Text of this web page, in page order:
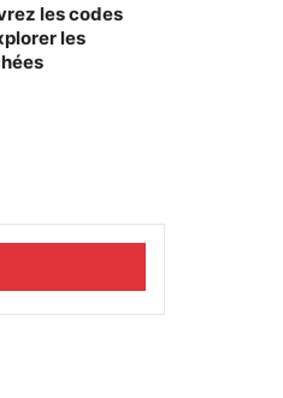
les codes
les
Pinterest